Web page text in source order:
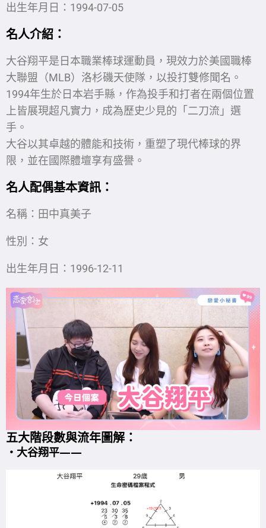
出生年月日：1994-07-05
名人介紹：
大谷翔平是日本職業棒球運動員，現效力於美國職棒
大聯盟（MLB）洛杉磯天使隊，以投打雙修聞名。
1994年生於日本岩手縣，作為投手和打者在兩個位置
上皆展現超凡實力，成為歷史少見的「二刀流」選
手。
大谷以其卓越的體能和技術，重塑了現代棒球的界
限，並在國際體壇享有盛譽。
名人配偶基本資訊：
名稱：田中真美子
性別：女
出生年月日： 1996-12-11
五大階段數與流年圖解：
・大谷翔平——